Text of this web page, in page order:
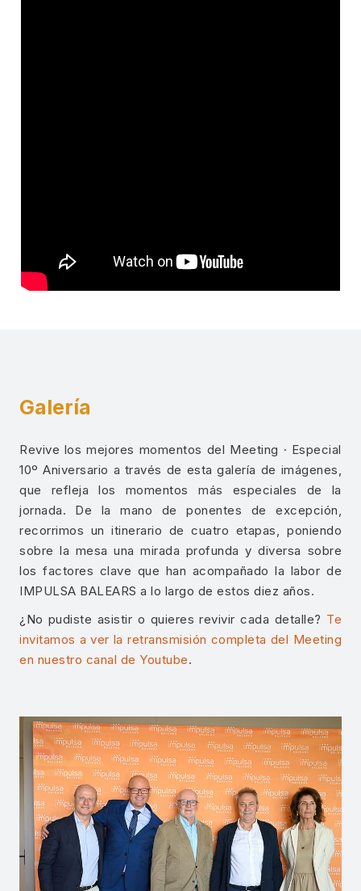
Galería
Revive los mejores momentos del Meeting · Especial
10º Aniversario a través de esta galería de imágenes,
que refleja los momentos más especiales de la
jornada. De la mano de ponentes de excepción,
recorrimos un itinerario de cuatro etapas, poniendo
sobre la mesa una mirada profunda y diversa sobre
los factores clave que han acompañado la labor de
IMPULSA BALEARS a lo largo de estos diez años.
¿No pudiste asistir o quieres revivir cada detalle? Te
invitamos a ver la retransmisión completa del Meeting
en nuestro canal de Youtube.